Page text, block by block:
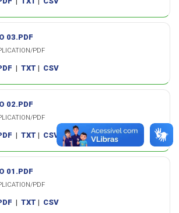
03.PDF
PDF
| TXT | CSV
02.PDF
PDF
| TXT | CSV
01.PDF
PDF
| TXT | CSV